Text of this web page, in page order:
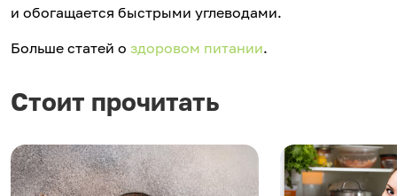
и обогащается быстрыми углеводами.
Больше статей о здоровом питании.
Стоит прочитать